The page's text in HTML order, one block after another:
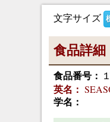
文字サイズ
食品詳細
食品番号：
英名：
学名：